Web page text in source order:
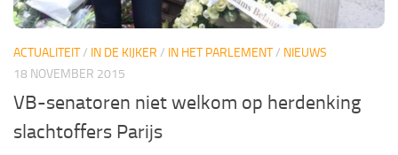
ACTUALITEIT/ IN DE KIJKER / IN HET PARLEMENT/ NIEUWS
18 NOVEMBER 2015
VB-senatoren niet welkom op herdenking
slachtoffers Parijs